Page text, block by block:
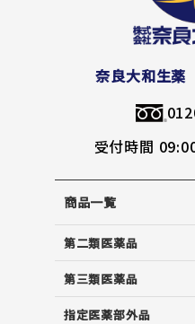
奈良大和生
受付時間
商品一覧
第二類医薬品
第三類医薬品
指定医薬部外品